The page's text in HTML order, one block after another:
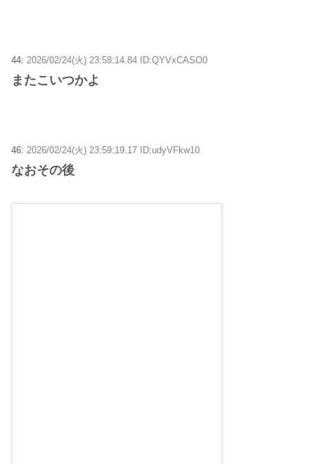
44: 2026/02/24(火) 23:58:14.84 ID:QYVxCASO0
またこいつかよ
46: 2026/02/24(火) 23:59:19.17 ID:udyVFkw10
なおその後